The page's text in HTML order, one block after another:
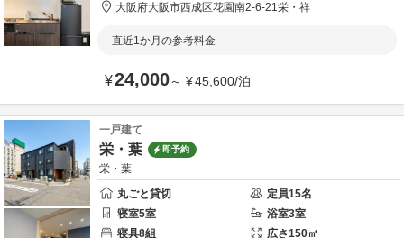
大阪府大阪市西成区花園南2-6-21栄・祥
直近1か月の参考料金
¥24,000～ ¥45,600/泊
一戸建て
栄・葉 即予約
栄・葉
丸ごと貸切
定員15名
寝室5室 浴室3室
寝具8組 広さ150㎡